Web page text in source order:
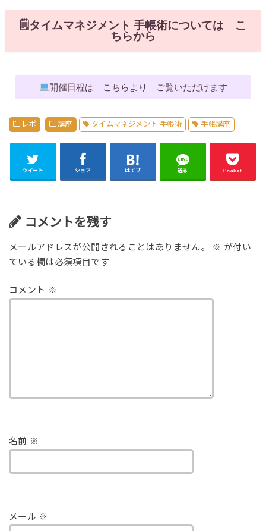
🗒タイムマネジメント 手帳術については こ
ちらから
開催日程は こちらより ご覧いただけます
レポ 講座 タイムマネジメント 手帳術 手帳講座
ツイート シェア はてブ 送る Pocket
コメントを残す
メールアドレスが公開されることはありません。 ※ が付い
ている欄は必須項目です
コメント ※
名前 ※
メール ※